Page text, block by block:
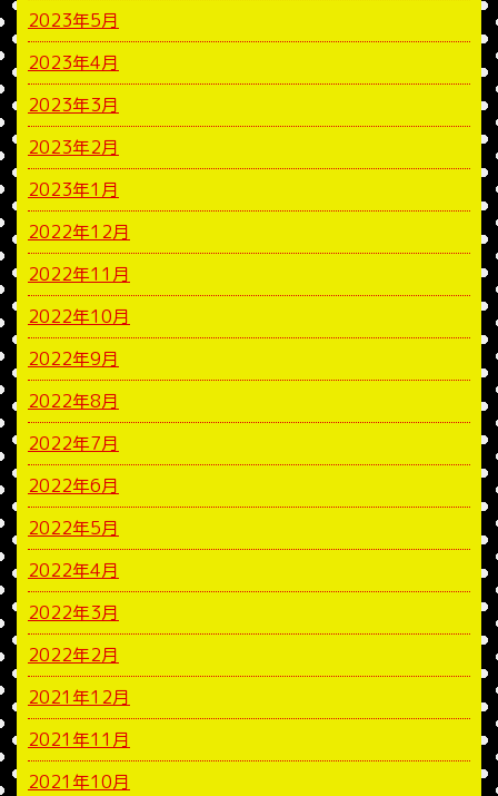
2023年5月
2023年4月
2023年3月
2023年2月
2023年1月
2022年12月
2022年11月
2022年10月
2022年9月
2022年8月
2022年7月
2022年6月
2022年5月
2022年4月
2022年3月
2022年2月
2021年12月
2021年11月
2021年10月